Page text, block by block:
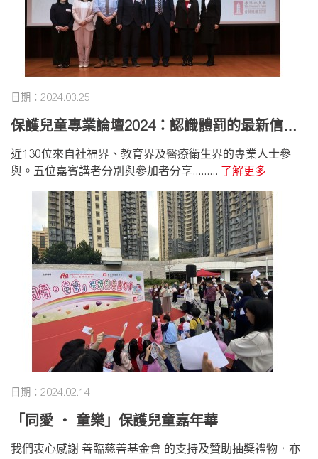
日期：2024.03.25
保護兒童專業論壇2024：認識體罰的最新信息-
近130位來自社福界、教育界及醫療衛生界的專業人士參
與。五位嘉賓講者分別與參加者分享......... 了解更多
日期：2024.02.14
「同愛 ‧ 童樂」保護兒童嘉年華
我們衷心感謝 善臨慈善基金會 的支持及贊助抽獎禮物，亦